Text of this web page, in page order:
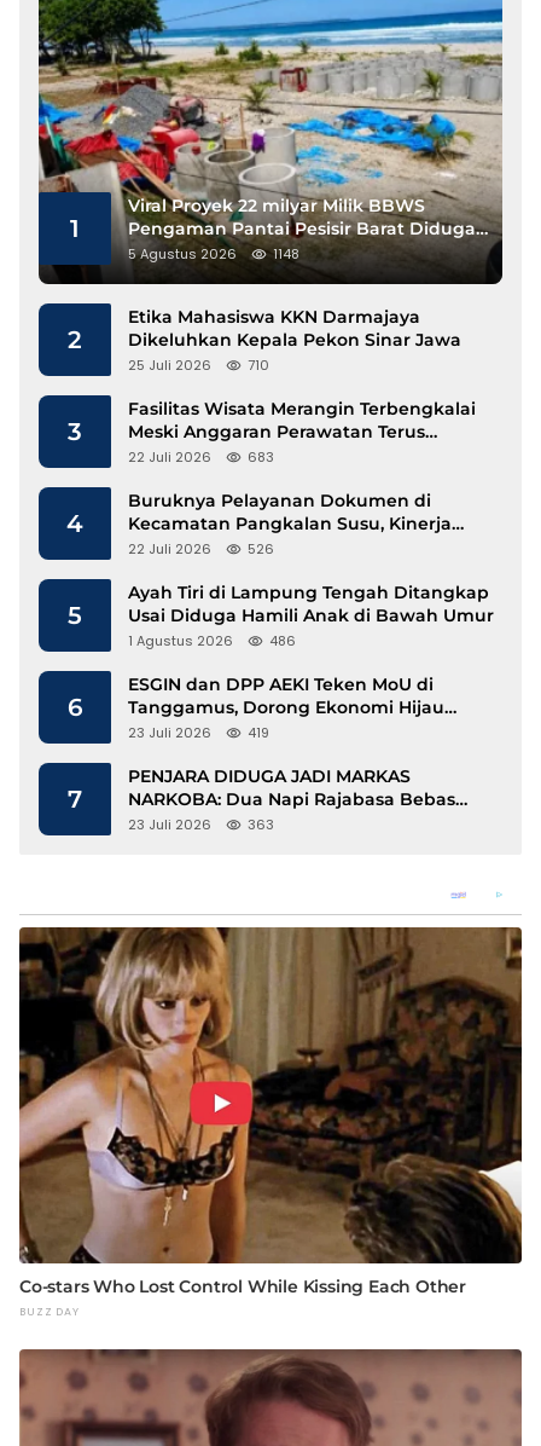
1
Viral Proyek 22 milyar Milik BBWS
Pengaman Pantai Pesisir Barat Diduga
Gunakan Besi Banci
5 Agustus 2026 1148
2
Etika Mahasiswa KKN Darmajaya
Dikeluhkan Kepala Pekon Sinar Jawa
25 Juli 2026 710
3
Fasilitas Wisata Merangin Terbengkalai
Meski Anggaran Perawatan Terus
Mengalir
22 Juli 2026 683
4
Buruknya Pelayanan Dokumen di
Kecamatan Pangkalan Susu, Kinerja
Disdukcapil Langkat Disorot
22 Juli 2026 526
5
Ayah Tiri di Lampung Tengah Ditangkap
Usai Diduga Hamili Anak di Bawah Umur
1 Agustus 2026 486
6
ESGIN dan DPP AEKI Teken MoU di
Tanggamus, Dorong Ekonomi Hijau
Berbasis Kopi dan Perdagangan Karbon
23 Juli 2026 419
7
PENJARA DIDUGA JADI MARKAS
NARKOBA: Dua Napi Rajabasa Bebas
Gunakan HP, Muncul Dugaan
23 Juli 2026 363